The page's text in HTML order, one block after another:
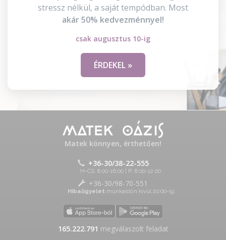
stressz nélkül, a saját tempódban. Most
akár 50% kedvezménnyel!
csak augusztus 10-ig
ÉRDEKEL »
Matek könnyen, érthetően!
+36-30/38-22-555
H-CS: 8:00-16:00 | P: 8:00-12:00
+36-30/98-70-551
Hibaügyelet munkaidőn kívül 20:00-ig
165.222.791 megválaszolt feladat